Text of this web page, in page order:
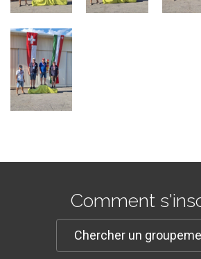
Comment
Chercher un